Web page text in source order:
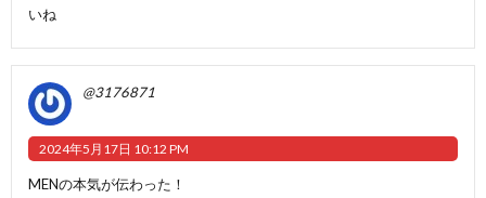
いね
@3176871
2024年5月17日 10:12 PM
MENの本気が伝わった！